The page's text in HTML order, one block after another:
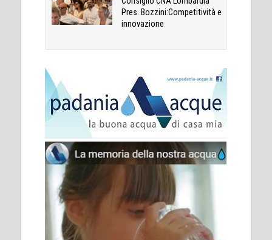
Pres. Bozzini:Competitività e
innovazione